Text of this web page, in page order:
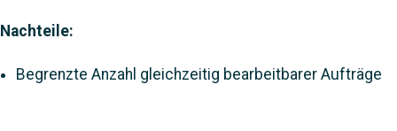
Nachteile:
Begrenzte Anzahl gleichzeitig bearbeitbarer Aufträge